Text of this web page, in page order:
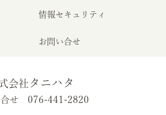
情報セキュリティ
お問い合せ
会社 タニハタ
せ 076-441-2820